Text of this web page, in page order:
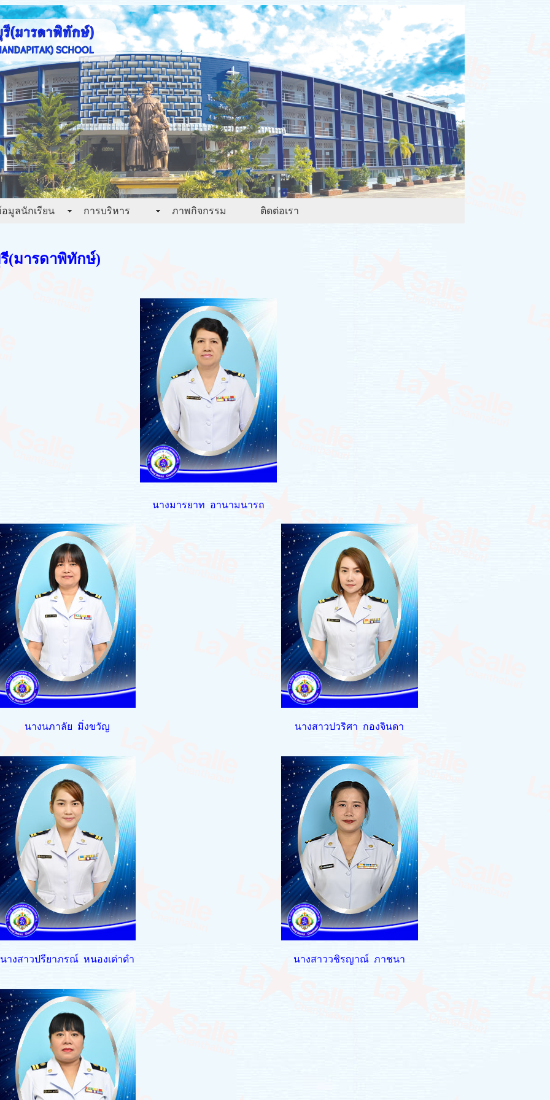
มูลนักเรียน การบริหาร ภาพกิจกรรม ติดต่อเรา
(มารดาพิทักษ์)
นางมารยาท อานามนารถ
นางนภาลัย มิ่งขวัญ นางสาวปวริศา กองจินดา
นางสาวปรียาภรณ์ หนองเต่าดำ นางสาววชิรญาณ์ ภาชนา